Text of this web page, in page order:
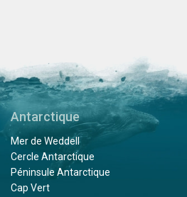
Antarctique
Mer de Weddell
Cercle Antarctique
Péninsule Antarctique
Cap Vert